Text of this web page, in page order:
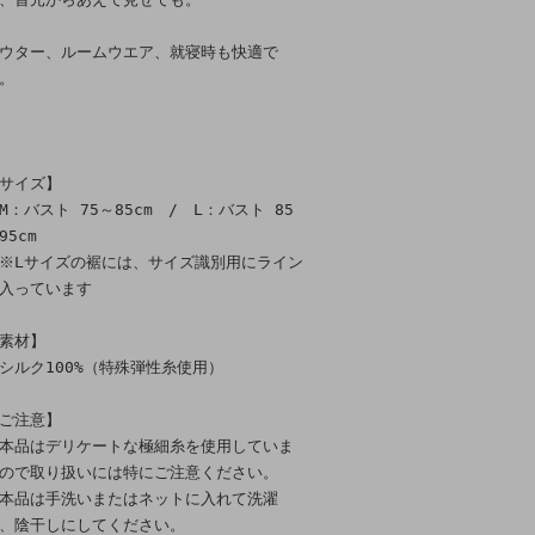
ター、ルームウエア、就寝時も快適で
サイズ】
：バスト 75～85cm / L：バスト 85
サイズの裾には、サイズ識別用にライン
っています
素材】
ルク100%（特殊弾性糸使用）
ご注意】
品はデリケートな極細糸を使用していま
で取り扱いには特にご注意ください。
品は手洗いまたはネットに入れて洗濯
陰干しにしてください。